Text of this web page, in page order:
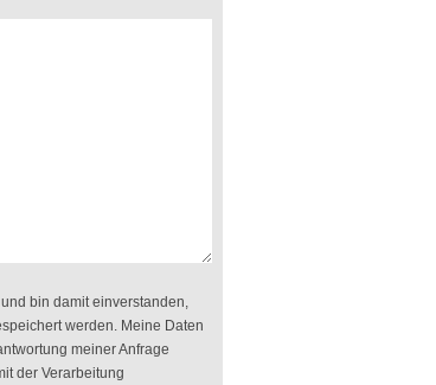
bin damit einverstanden,
werden. Meine Daten
meiner Anfrage
der Verarbeitung